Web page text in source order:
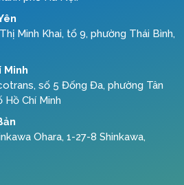
Minh Khai, tổ 9, phường Thái Bình,
Minh
số 5 Đống Đa, phường Tân
Hồ Chí Minh
Ohara, 1-27-8 Shinkawa,